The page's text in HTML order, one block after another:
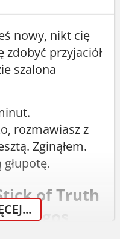
nowy, nikt cię
zdobyć przyjaciół
szalona
rozmawiasz z
Zginąłem.
głupotę.
of Truth